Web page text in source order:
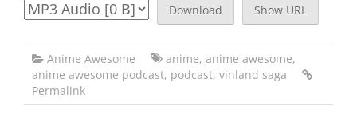
Download Show URL
Anime Awesome anime, anime awesome,
anime awesome podcast, podcast, vinland saga
Permalink